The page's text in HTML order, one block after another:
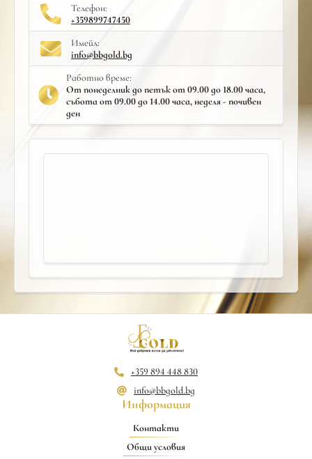
Телефон:
+359899747450
Имейл:
info@bbgold.bg
Работно време:
От понеделник до петък от 09.00 до 18.00 часа,
събота от 09.00 до 14.00 часа, неделя - почивен
ден
+359 894 448 830
info@bbgold.bg
Информация
Контакти
Общи условия